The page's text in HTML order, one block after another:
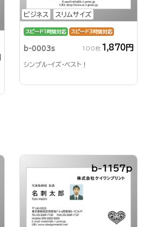
ビジネス スリムサイズ
スピード1時間対応 スピード3時間対応
b-0003s 100枚 1,870円
シンプル・イズ・ベスト！
b-1157p